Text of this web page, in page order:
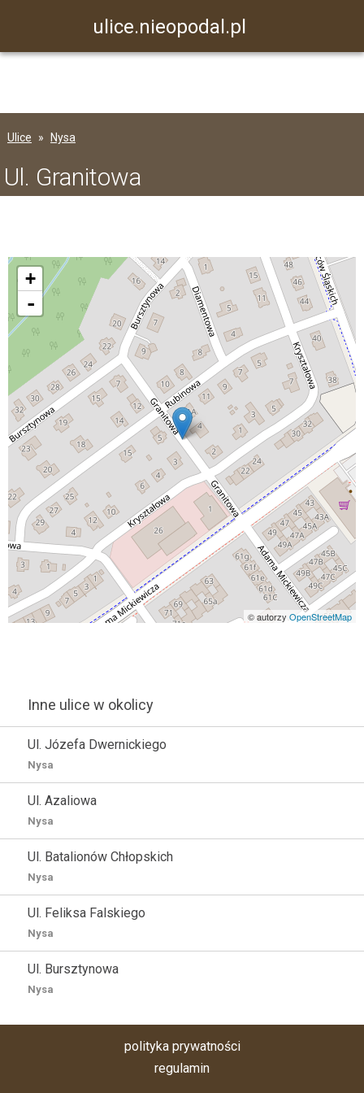
ulice.nieopodal.pl
Ulice Nysa
Ul. Granitowa
+
-
© autorzyOpenStreetMap
Inne ulice w okolicy
Ul. Józefa Dwernickiego
Nysa
Ul. Azaliowa
Nysa
Ul. Batalionów Chłopskich
Nysa
Ul. Feliksa Falskiego
Nysa
Ul. Bursztynowa
Nysa
polityka prywatności
regulamin